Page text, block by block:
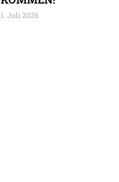
1. Juli 2026